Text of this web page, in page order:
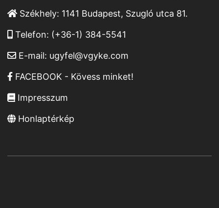
Székhely: 1141 Budapest, Szugló utca 81.
Telefon: (+36-1) 384-5541
E-mail: ugyfel@vgyke.com
FACEBOOK - Kövess minket!
Impresszum
Honlaptérkép